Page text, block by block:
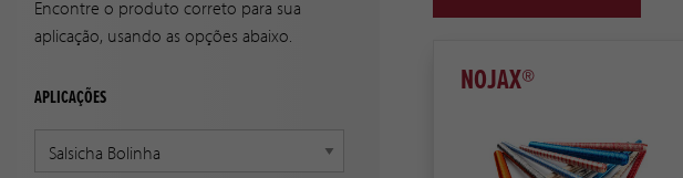
Encontre o produto correto para sua
aplicação, usando as opções abaixo.
APLICAÇÕES NOJAX®